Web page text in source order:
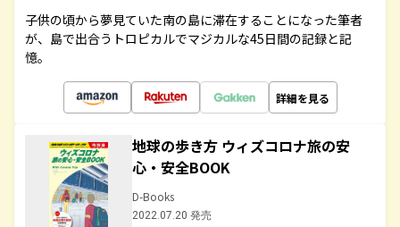
子供の頃から夢見ていた南の島に滞在することになった筆者
が、島で出合うトロピカルでマジカルな45日間の記録と記
憶。
詳細を見る
地球の歩き方 ウィズコロナ旅の安
心・安全BOOK
D-Books
2022.07.20 発売